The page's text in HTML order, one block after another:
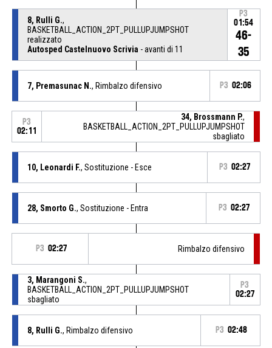
8, Rulli G.,
BASKETBALL_ACTION_2PT_PULLUPJUMPSHOT
realizzato
Autosped Castelnuovo Scrivia - avanti di 11
P3
01:54
46-
35
7, Premasunac N., Rimbalzo difensivo P3 02:06
P3
02:11
34, Brossmann P.,
BASKETBALL_ACTION_2PT_PULLUPJUMPSHOT
sbagliato
10, Leonardi F., Sostituzione - Esce P3 02:27
28, Smorto G., Sostituzione - Entra P3 02:27
P3 02:27 Rimbalzo difensivo
3, Marangoni S.,
BASKETBALL_ACTION_2PT_PULLUPJUMPSHOT
sbagliato
P3
02:27
8, Rulli G., Rimbalzo difensivo P3 02:48